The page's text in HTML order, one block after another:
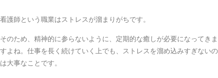
看護師という職業はストレスが溜まりがちです。
そのため、精神的に参らないように、定期的な癒しが必要になってきま
すよね。仕事を長く続けていく上でも、ストレスを溜め込みすぎないの
は大事なことです。